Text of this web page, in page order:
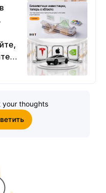
your thoughts